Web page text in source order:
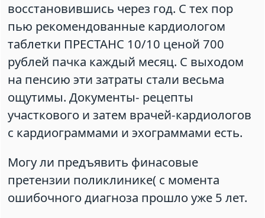
восстановившись через год. С тех пор
пью рекомендованные кардиологом
таблетки ПРЕСТАНС 10/10 ценой 700
рублей пачка каждый месяц. С выходом
на пенсию эти затраты стали весьма
ощутимы. Документы- рецепты
участкового и затем врачей-кардиологов
с кардиограммами и эхограммами есть.
Могу ли предъявить финасовые
претензии поликлинике( с момента
ошибочного диагноза прошло уже 5 лет.